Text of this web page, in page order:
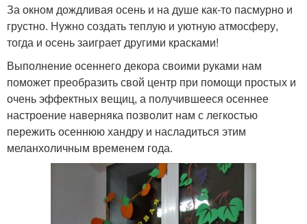
За окном дождливая осень и на душе как-то пасмурно и
грустно. Нужно создать теплую и уютную атмосферу,
тогда и осень заиграет другими красками!
Выполнение осеннего декора своими руками нам
поможет преобразить свой центр при помощи простых и
очень эффектных вещиц, а получившееся осеннее
настроение наверняка позволит нам с легкостью
пережить осеннюю хандру и насладиться этим
меланхоличным временем года.